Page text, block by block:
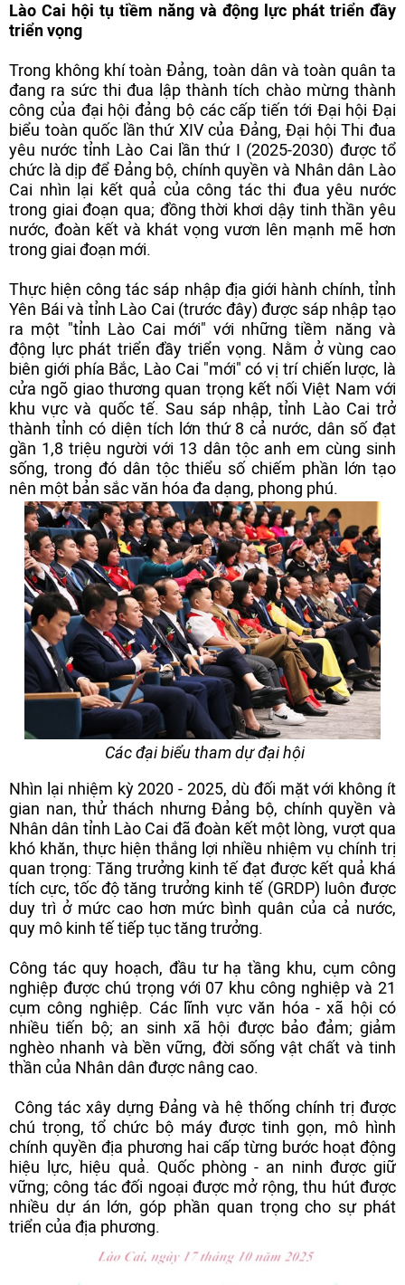
Lào Cai hội tụ tiềm năng và động lực phát triển đầy
triển vọng
Trong không khí toàn Đảng, toàn dân và toàn quân ta
đang ra sức thi đua lập thành tích chào mừng thành
công của đại hội đảng bộ các cấp tiến tới Đại hội Đại
biểu toàn quốc lần thứ XIV của Đảng, Đại hội Thi đua
yêu nước tỉnh Lào Cai lần thứ I (2025-2030) được tổ
chức là dịp để Đảng bộ, chính quyền và Nhân dân Lào
Cai nhìn lại kết quả của công tác thi đua yêu nước
trong giai đoạn qua; đồng thời khơi dậy tinh thần yêu
nước, đoàn kết và khát vọng vươn lên mạnh mẽ hơn
trong giai đoạn mới.
Thực hiện công tác sáp nhập địa giới hành chính, tỉnh
Yên Bái và tỉnh Lào Cai (trước đây) được sáp nhập tạo
ra một "tỉnh Lào Cai mới" với những tiềm năng và
động lực phát triển đầy triển vọng. Nằm ở vùng cao
biên giới phía Bắc, Lào Cai "mới" có vị trí chiến lược, là
cửa ngõ giao thương quan trọng kết nối Việt Nam với
khu vực và quốc tế. Sau sáp nhập, tỉnh Lào Cai trở
thành tỉnh có diện tích lớn thứ 8 cả nước, dân số đạt
gần 1,8 triệu người với 13 dân tộc anh em cùng sinh
sống, trong đó dân tộc thiểu số chiếm phần lớn tạo
nên một bản sắc văn hóa đa dạng, phong phú.
Các đại biểu tham dự đại hội
Nhìn lại nhiệm kỳ 2020 - 2025, dù đối mặt với không ít
gian nan, thử thách nhưng Đảng bộ, chính quyền và
Nhân dân tỉnh Lào Cai đã đoàn kết một lòng, vượt qua
khó khăn, thực hiện thắng lợi nhiều nhiệm vụ chính trị
quan trọng: Tăng trưởng kinh tế đạt được kết quả khá
tích cực, tốc độ tăng trưởng kinh tế (GRDP) luôn được
duy trì ở mức cao hơn mức bình quân của cả nước,
quy mô kinh tế tiếp tục tăng trưởng.
Công tác quy hoạch, đầu tư hạ tầng khu, cụm công
nghiệp được chú trọng với 07 khu công nghiệp và 21
cụm công nghiệp. Các lĩnh vực văn hóa - xã hội có
nhiều tiến bộ; an sinh xã hội được bảo đảm; giảm
nghèo nhanh và bền vững, đời sống vật chất và tinh
thần của Nhân dân được nâng cao.
Công tác xây dựng Đảng và hệ thống chính trị được
chú trọng, tổ chức bộ máy được tinh gọn, mô hình
chính quyền địa phương hai cấp từng bước hoạt động
hiệu lực, hiệu quả. Quốc phòng - an ninh được giữ
vững; công tác đối ngoại được mở rộng, thu hút được
nhiều dự án lớn, góp phần quan trọng cho sự phát
triển của địa phương.